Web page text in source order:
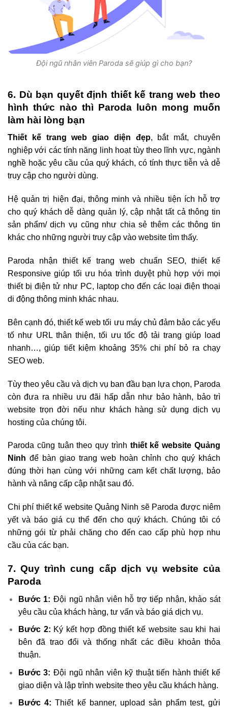
Đội ngũ nhân viên Paroda sẽ giúp gì cho bạn?
6. Dù bạn quyết định thiết kế trang web theo
hình thức nào thì Paroda luôn mong muốn
làm hài lòng bạn
Thiết kế trang web giao diện đẹp, bắt mắt, chuyên
nghiệp với các tính năng linh hoạt tùy theo lĩnh vực, ngành
nghề hoặc yêu cầu của quý khách, có tính thực tiễn và dễ
truy cập cho người dùng.
Hệ quản trị hiện đại, thông minh và nhiều tiện ích hỗ trợ
cho quý khách dễ dàng quản lý, cập nhật tất cả thông tin
sản phẩm/ dịch vụ cũng như chia sẻ thêm các thông tin
khác cho những người truy cập vào website tìm thấy.
Paroda nhận thiết kế trang web chuẩn SEO, thiết kế
Responsive giúp tối ưu hóa trình duyệt phù hợp với mọi
thiết bị điện tử như PC, laptop cho đến các loại điện thoại
di động thông minh khác nhau.
Bên cạnh đó, thiết kế web tối ưu máy chủ đảm bảo các yếu
tố như URL thân thiện, tối ưu tốc độ tải trang giúp load
nhanh…, giúp tiết kiệm khoảng 35% chi phí bỏ ra chạy
SEO web.
Tùy theo yêu cầu và dịch vụ ban đầu bạn lựa chọn, Paroda
còn đưa ra nhiều ưu đãi hấp dẫn như bảo hành, bảo trì
website trọn đời nếu như khách hàng sử dụng dịch vụ
hosting của chúng tôi.
Paroda cũng tuân theo quy trình thiết kế website Quảng
Ninh để bàn giao trang web hoàn chỉnh cho quý khách
đúng thời hạn cùng với những cam kết chất lượng, bảo
hành và nâng cấp cập nhật sau đó.
Chi phí thiết kế website Quảng Ninh sẽ Paroda được niêm
yết và báo giá cụ thể đến cho quý khách. Chúng tôi có
những gói từ phải chăng cho đến cao cấp phù hợp nhu
cầu của các bạn.
7. Quy trình cung cấp dịch vụ website của
Paroda
Bước 1: Đội ngũ nhân viên hỗ trợ tiếp nhận, khảo sát
yêu cầu của khách hàng, tư vấn và báo giá dịch vụ.
Bước 2: Ký kết hợp đồng thiết kế website sau khi hai
bên đã trao đổi và thống nhất các điều khoản thỏa
thuận.
Bước 3: Đội ngũ nhân viên kỹ thuật tiến hành thiết kế
giao diện và lập trình website theo yêu cầu khách hàng.
Bước 4:Thiết kế banner, upload sản phẩm test, gửi